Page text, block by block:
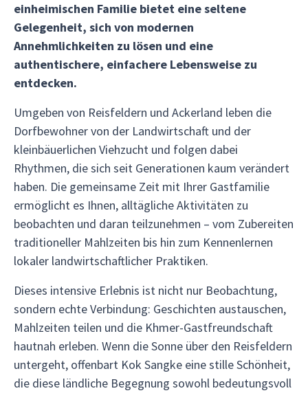
einheimischen Familie bietet eine seltene
Gelegenheit, sich von modernen
Annehmlichkeiten zu lösen und eine
authentischere, einfachere Lebensweise zu
entdecken.
Umgeben von Reisfeldern und Ackerland leben die
Dorfbewohner von der Landwirtschaft und der
kleinbäuerlichen Viehzucht und folgen dabei
Rhythmen, die sich seit Generationen kaum verändert
haben. Die gemeinsame Zeit mit Ihrer Gastfamilie
ermöglicht es Ihnen, alltägliche Aktivitäten zu
beobachten und daran teilzunehmen – vom Zubereiten
traditioneller Mahlzeiten bis hin zum Kennenlernen
lokaler landwirtschaftlicher Praktiken.
Dieses intensive Erlebnis ist nicht nur Beobachtung,
sondern echte Verbindung: Geschichten austauschen,
Mahlzeiten teilen und die Khmer-Gastfreundschaft
hautnah erleben. Wenn die Sonne über den Reisfeldern
untergeht, offenbart Kok Sangke eine stille Schönheit,
die diese ländliche Begegnung sowohl bedeutungsvoll